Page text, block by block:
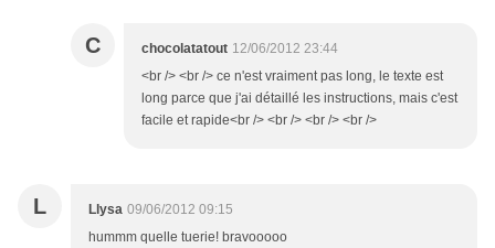
C chocolatatout 12/06/2012 23:44
<br /> <br /> ce n'est vraiment pas long, le texte est
long parce que j'ai détaillé les instructions, mais c'est
facile et rapide<br /> <br /> <br /> <br />
L Llysa 09/06/2012 09:15
hummm quelle tuerie! bravooooo